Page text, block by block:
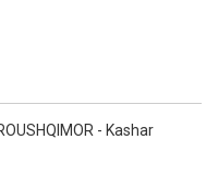
- Kashar